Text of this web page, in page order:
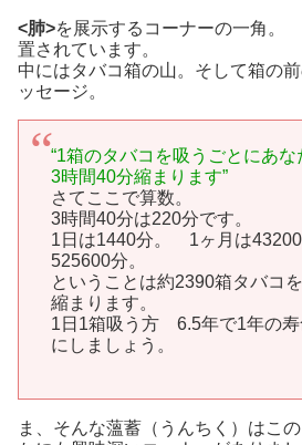
<肺>を展示するコーナーの一角。
置されています。
中にはタバコ箱の山。そして箱の
ッセージ。
“1箱のタバコを吸うごとにあな
3時間40分縮まります”
さてここで算数。
3時間40分は220分です。
1日は1440分。 1ヶ月は
525600分。
ということは約2390箱タバコ
縮まります。
1日1箱吸う方 6.5年で1年の寿
にしましょう。
ま、そんな薀蓄（うんちく）はこ